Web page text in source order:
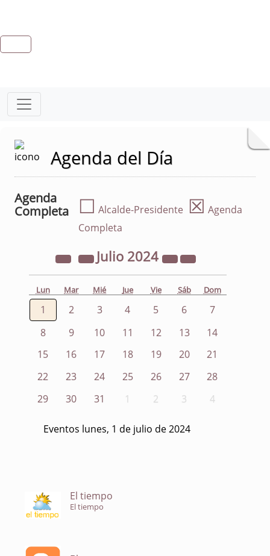
Agenda del Día
Agenda
Completa
☐ Alcalde-Presidente ☒ Agenda
Completa
Julio 2024
Lun Mar Mié Jue Vie Sáb Dom
1 2 3 4 5 6
7
8
9 10 11 12 13
14
15
16 17 18 19 20
21
22
23 24 25 26 27
28
29
30 31 1 2 3 4
Eventos lunes, 1 de julio de 2024
El tiempo
El tiempo